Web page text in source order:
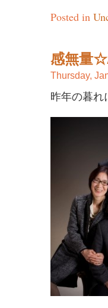
Posted in
感無量
Thursday,
昨年の暮れ